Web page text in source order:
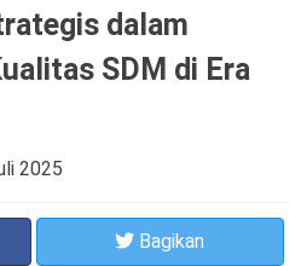
dalam
SDM di Era
2025
Bagikan